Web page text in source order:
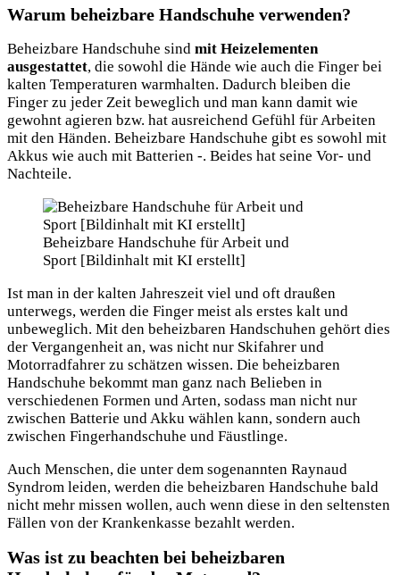
Warum beheizbare Handschuhe verwenden?
Beheizbare Handschuhe sind mit Heizelementen
ausgestattet, die sowohl die Hände wie auch die Finger bei
kalten Temperaturen warmhalten. Dadurch bleiben die
Finger zu jeder Zeit beweglich und man kann damit wie
gewohnt agieren bzw. hat ausreichend Gefühl für Arbeiten
mit den Händen. Beheizbare Handschuhe gibt es sowohl mit
Akkus wie auch mit Batterien -. Beides hat seine Vor- und
Nachteile.
Beheizbare Handschuhe für Arbeit und
Sport [Bildinhalt mit KI erstellt]
Ist man in der kalten Jahreszeit viel und oft draußen
unterwegs, werden die Finger meist als erstes kalt und
unbeweglich. Mit den beheizbaren Handschuhen gehört dies
der Vergangenheit an, was nicht nur Skifahrer und
Motorradfahrer zu schätzen wissen. Die beheizbaren
Handschuhe bekommt man ganz nach Belieben in
verschiedenen Formen und Arten, sodass man nicht nur
zwischen Batterie und Akku wählen kann, sondern auch
zwischen Fingerhandschuhe und Fäustlinge.
Auch Menschen, die unter dem sogenannten Raynaud
Syndrom leiden, werden die beheizbaren Handschuhe bald
nicht mehr missen wollen, auch wenn diese in den seltensten
Fällen von der Krankenkasse bezahlt werden.
Was ist zu beachten bei beheizbaren